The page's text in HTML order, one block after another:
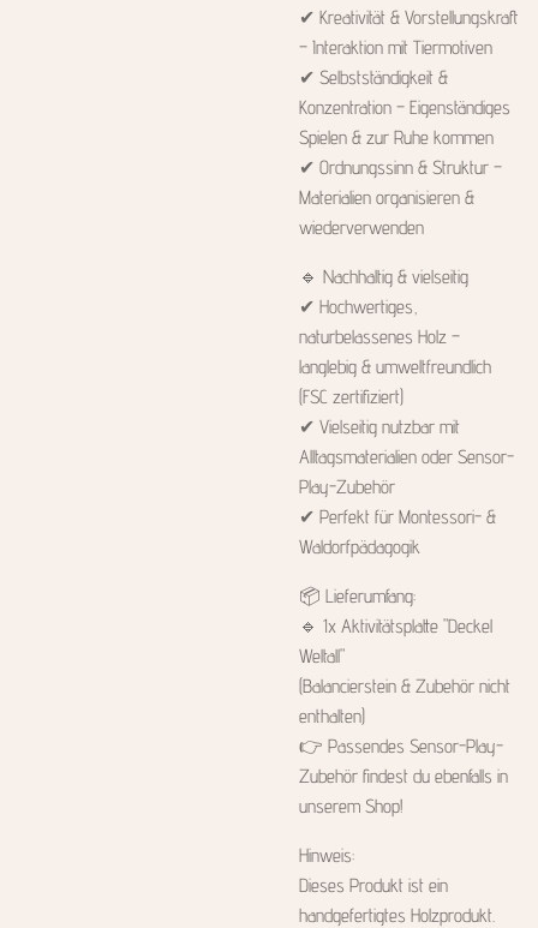
✔ Kreativität & Vorstellungskraft
– Interaktion mit Tiermotiven
✔ Selbstständigkeit &
Konzentration – Eigenständiges
Spielen & zur Ruhe kommen
✔ Ordnungssinn & Struktur –
Materialien organisieren &
wiederverwenden
🔹 Nachhaltig & vielseitig
✔ Hochwertiges,
naturbelassenes Holz –
langlebig & umweltfreundlich
(FSC zertifiziert)
✔ Vielseitig nutzbar mit
Alltagsmaterialien oder Sensor-
Play-Zubehör
✔ Perfekt für Montessori- &
Waldorfpädagogik
📦 Lieferumfang:
🔹 1x Aktivitätsplatte "Deckel
Weltall"
(Balancierstein & Zubehör nicht
enthalten)
👉 Passendes Sensor-Play-
Zubehör findest du ebenfalls in
unserem Shop!
Hinweis:
Dieses Produkt ist ein
handgefertigtes Holzprodukt.